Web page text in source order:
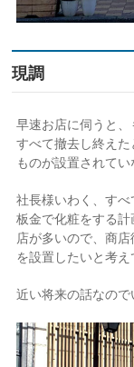
現調
早速お店に伺うと
すべて撤去し終え
ものが設置されてい
社長様いわく、す
板金で化粧をする
店が多いので、商
を設置したいと考え
近い将来の話なので